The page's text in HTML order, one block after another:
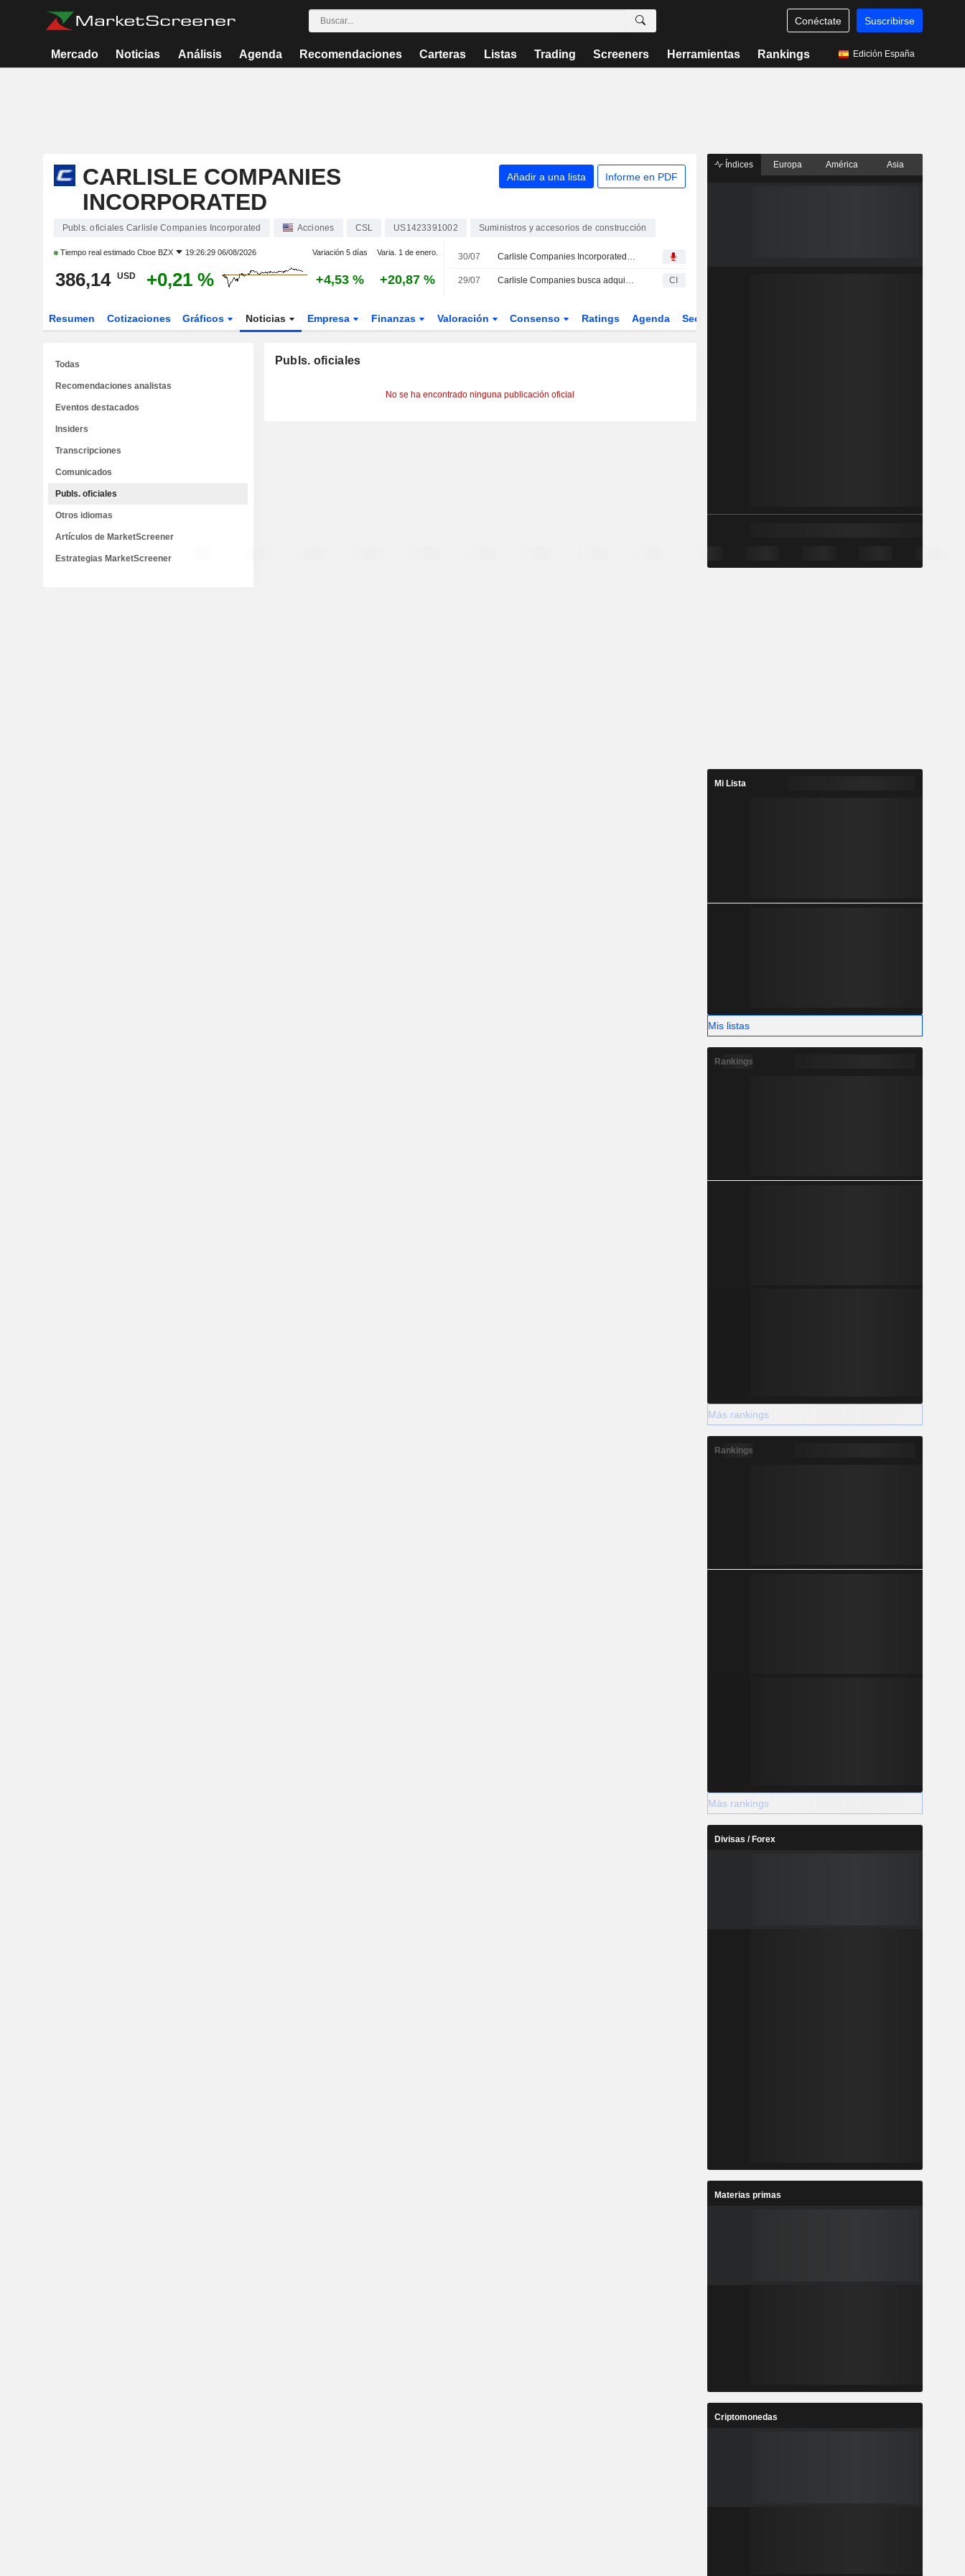
Conéctate Suscribirse
Mercado Noticias Análisis Agenda Recomendaciones Carteras Listas Trading Screeners Herramientas Rankings Edición España
CARLISLE COMPANIES
INCORPORATED
Añadir a una lista Informe en PDF
Publs. oficiales Carlisle Companies Incorporated Acciones CSL US1423391002 Suministros y accesorios de construcción
Tiempo real estimado Cboe BZX 19:26:29 06/08/2026 Variación 5 días Varia. 1 de enero.
386,14 USD +0,21 % +4,53 % +20,87 %
30/07 Carlisle Companies Incorporated, Q2 2026 Earnings Call, Jul 29, 2026
29/07 Carlisle Companies busca adquisiciones CI
Resumen Cotizaciones Gráficos Noticias Empresa Finanzas Valoración Consenso Ratings Agenda Sector
Publs. oficiales
No se ha encontrado ninguna publicación oficial
Todas
Recomendaciones analistas
Eventos destacados
Insiders
Transcripciones
Comunicados
Publs. oficiales
Otros idiomas
Artículos de MarketScreener
Estrategias MarketScreener
Índices Europa América Asia
Mi Lista
Mis listas
Rankings
Más rankings
Rankings
Más rankings
Divisas / Forex
Materias primas
Criptomonedas